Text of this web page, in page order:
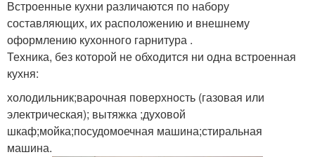
Встроенные кухни различаются по набору
составляющих, их расположению и внешнему
оформлению кухонного гарнитура .
Техника, без которой не обходится ни одна встроенная
кухня:
холодильник;варочная поверхность (газовая или
электрическая); вытяжка ;духовой
шкаф;мойка;посудомоечная машина;стиральная
машина.